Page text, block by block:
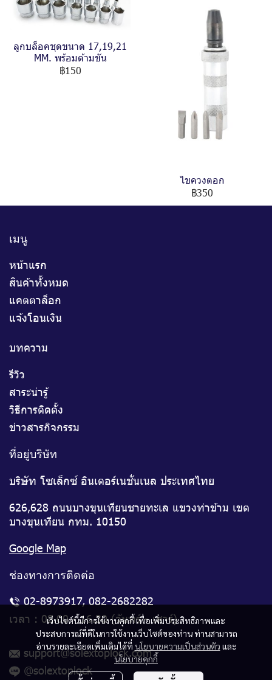
ลูกบล็อคชุดขนาด 17,19,21
MM. พร้อมด้ามขัน
฿150
ไขควงตอก
฿350
เว็บไซต์นี้มีการใช้งานคุกกี้ เพื่อเพิ่มประสิทธิภาพและ
ประสบการณ์ที่ดีในการใช้งานเว็บไซต์ของท่าน ท่านสามารถ
อ่านรายละเอียดเพิ่มเติมได้ที่ นโยบายความเป็นส่วนตัว และ
นโยบายคุกกี้
เมนู
หน้าแรก
สินค้าทั้งหมด
แคตตาล็อก
แจ้งโอนเงิน
บทความ
รีวิว
สาระน่ารู้
วิธีการติดตั้ง
ข่าวสารกิจกรรม
ที่อยู่บริษัท
บริษัท โซเล็กซ์ อินเตอร์เนชั่นเนล ประเทศไทย
626,628 ถนนบางขุนเทียนชายทะเล แขวงท่าข้าม เขต
บางขุนเทียน กทม. 10150
Google Map
ช่องทางการติดต่อ
02-8973917, 082-2682282
เวลา : 08.00 - 16.30 (จันทร์ - เสาร์)
support@solextoplock.com
@solextoplock